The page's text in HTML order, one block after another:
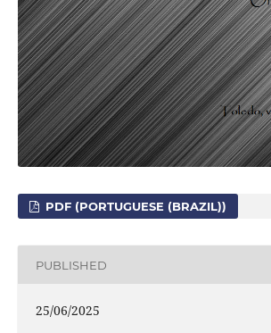
PDF (PORTUGUESE (BRAZIL))
PUBLISHED
25/06/2025